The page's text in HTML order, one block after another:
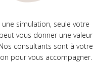
une simulation, seule votre
vous donner une valeur
consultants sont à votre
pour vous accompagner.